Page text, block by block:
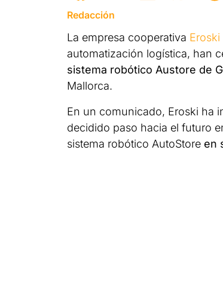
Redacción
La empresa cooperativa Eroski
automatización logística, han
sistema robótico Austore de
Mallorca.
En un comunicado, Eroski ha
decidido paso hacia el futuro
sistema robótico AutoStore en